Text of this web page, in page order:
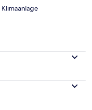
Klimaanlage